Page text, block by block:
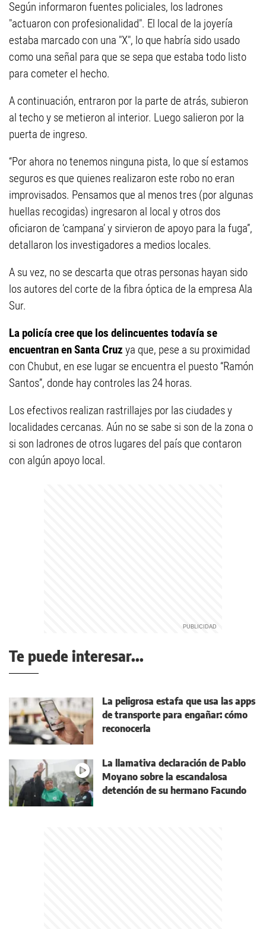
Según informaron fuentes policiales, los ladrones
"actuaron con profesionalidad". El local de la joyería
estaba marcado con una "X", lo que habría sido usado
como una señal para que se sepa que estaba todo listo
para cometer el hecho.
A continuación, entraron por la parte de atrás, subieron
al techo y se metieron al interior. Luego salieron por la
puerta de ingreso.
“Por ahora no tenemos ninguna pista, lo que sí estamos
seguros es que quienes realizaron este robo no eran
improvisados. Pensamos que al menos tres (por algunas
huellas recogidas) ingresaron al local y otros dos
oficiaron de ‘campana’ y sirvieron de apoyo para la fuga”,
detallaron los investigadores a medios locales.
A su vez, no se descarta que otras personas hayan sido
los autores del corte de la fibra óptica de la empresa Ala
Sur.
La policía cree que los delincuentes todavía se
encuentran en Santa Cruz ya que, pese a su proximidad
con Chubut, en ese lugar se encuentra el puesto “Ramón
Santos”, donde hay controles las 24 horas.
Los efectivos realizan rastrillajes por las ciudades y
localidades cercanas. Aún no se sabe si son de la zona o
si son ladrones de otros lugares del país que contaron
con algún apoyo local.
Te puede interesar...
La peligrosa estafa que usa las apps
de transporte para engañar: cómo
reconocerla
La llamativa declaración de Pablo
Moyano sobre la escandalosa
detención de su hermano Facundo